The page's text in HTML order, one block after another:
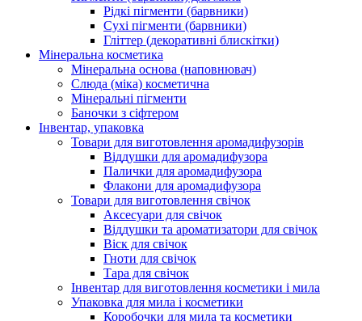
Рідкі пігменти (барвники)
Сухі пігменти (барвники)
Гліттер (декоративні блискітки)
Мінеральна косметика
Мінеральна основа (наповнювач)
Слюда (міка) косметична
Мінеральні пігменти
Баночки з сіфтером
Інвентар, упаковка
Товари для виготовлення аромадифузорів
Віддушки для аромадифузора
Палички для аромадифузора
Флакони для аромадифузора
Товари для виготовлення свічок
Аксесуари для свічок
Віддушки та ароматизатори для свічок
Віск для свічок
Гноти для свічок
Тара для свічок
Інвентар для виготовлення косметики і мила
Упаковка для мила і косметики
Коробочки для мила та косметики